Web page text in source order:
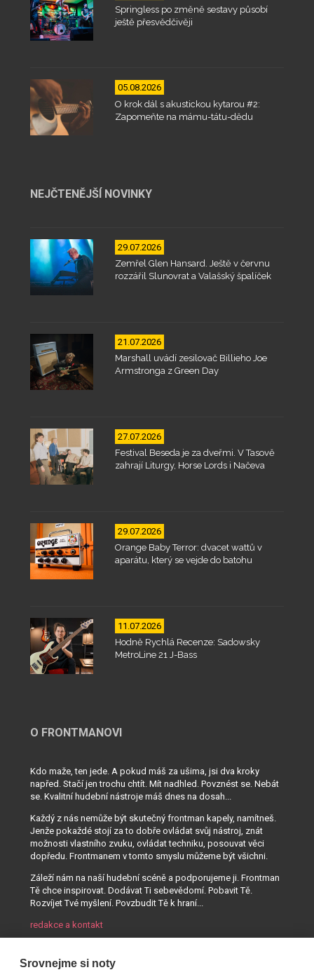
Springless po změně sestavy působí
ještě přesvědčivěji
05.08.2026
O krok dál s akustickou kytarou #2:
Zapomeňte na mámu-tátu-dědu
NEJČTENĚJŠÍ NOVINKY
29.07.2026
Zemřel Glen Hansard. Ještě v červnu
rozzářil Slunovrat a Valašský špalíček
21.07.2026
Marshall uvádí zesilovač Billieho Joe
Armstronga z Green Day
27.07.2026
Festival Beseda je za dveřmi. V Tasově
zahrají Liturgy, Horse Lords i Načeva
29.07.2026
Orange Baby Terror: dvacet wattů v
aparátu, který se vejde do batohu
11.07.2026
Hodně Rychlá Recenze: Sadowsky
MetroLine 21 J-Bass
O FRONTMANOVI
Kdo maže, ten jede. A pokud máš za ušima, jsi dva kroky
napřed. Stačí jen trochu chtít. Mít nadhled. Povznést se. Nebát
se. Kvalitní hudební nástroje máš dnes na dosah...
Každý z nás nemůže být skutečný frontman kapely, namítneš.
Jenže pokaždé stojí za to dobře ovládat svůj nástroj, znát
možnosti vlastního zvuku, ovládat techniku, posouvat věci
dopředu. Frontmanem v tomto smyslu můžeme být všichni.
Záleží nám na naší hudební scéně a podporujeme ji. Frontman
Tě chce inspirovat. Dodávat Ti sebevědomí. Pobavit Tě.
Rozvíjet Tvé myšlení. Povzbudit Tě k hraní...
redakce a kontakt
Srovnejme si noty